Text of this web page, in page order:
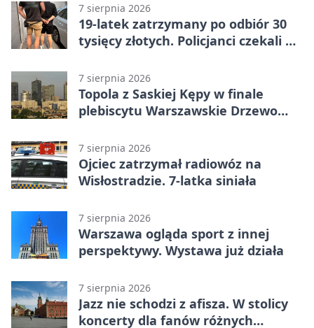
7 sierpnia 2026
19-latek zatrzymany po odbiór 30
tysięcy złotych. Policjanci czekali w
7 sierpnia 2026
Topola z Saskiej Kępy w finale
plebiscytu Warszawskie Drzewo
7 sierpnia 2026
Ojciec zatrzymał radiowóz na
Wisłostradzie. 7-latka siniała
7 sierpnia 2026
Warszawa ogląda sport z innej
perspektywy. Wystawa już działa
7 sierpnia 2026
Jazz nie schodzi z afisza. W stolicy
koncerty dla fanów różnych